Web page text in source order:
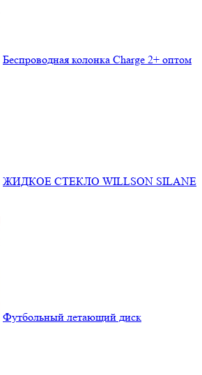
Беспроводная колонка Charge 2+ оптом
ЖИДКОЕ СТЕКЛО WILLSON SILANE
Футбольный летающий диск